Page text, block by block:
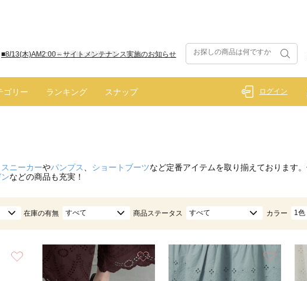
■【お知らせ】ヤマト運輸の配送遅延・停止について
ゴリー ランキング スナップ ログイン
スニーカーやパンプス ショートブーツなど定番アイテムを取り揃えております
などの商品も充実！
在庫の有無 すべて 商品ステータス すべて カラー 1色
お気に入り お気に入り お気に入り